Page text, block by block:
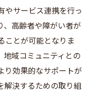
やサービス連携を行っ
、高齢者や障がい者が
ことが可能となりま
地域コミュニティとの
り効果的なサポートが
解決するための取り組